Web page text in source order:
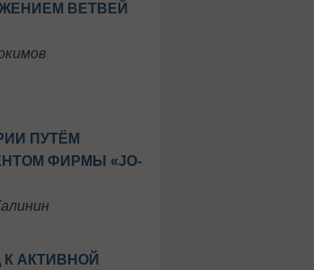
ВЕТВЕЙ
ПУТЁМ
ФИРМЫ «JO-
АКТИВНОЙ